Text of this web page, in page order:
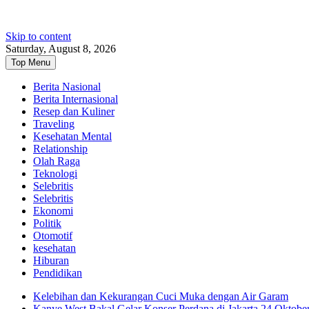
Skip to content
Saturday, August 8, 2026
Top Menu
Berita Nasional
Berita Internasional
Resep dan Kuliner
Traveling
Kesehatan Mental
Relationship
Olah Raga
Teknologi
Selebritis
Selebritis
Ekonomi
Politik
Otomotif
kesehatan
Hiburan
Pendidikan
Kelebihan dan Kekurangan Cuci Muka dengan Air Garam